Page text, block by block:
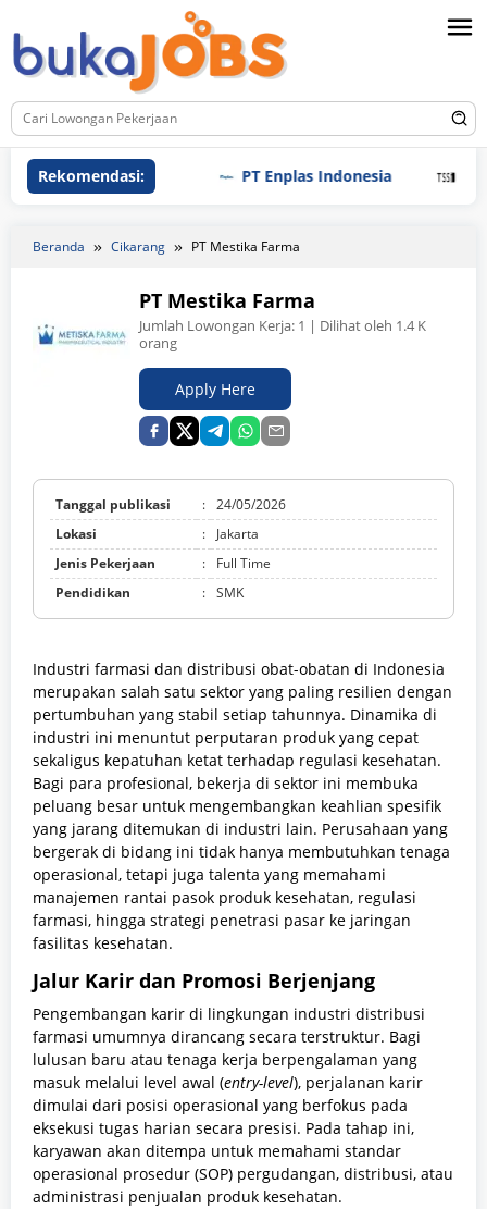
ke
konten
Rekomendasi: PT Enplas Indonesia PT Tri
Beranda Cikarang PT Mestika Farma
PT Mestika Farma
Jumlah Lowongan Kerja: 1 | Dilihat oleh 1.4 K
orang
Apply Here
Tanggal publikasi : 24/05/2026
Lokasi
:
Jakarta
Jenis Pekerjaan
:
Full Time
Pendidikan
: SMK
Industri farmasi dan distribusi obat-obatan di Indonesia
merupakan salah satu sektor yang paling resilien dengan
pertumbuhan yang stabil setiap tahunnya. Dinamika di
industri ini menuntut perputaran produk yang cepat
sekaligus kepatuhan ketat terhadap regulasi kesehatan.
Bagi para profesional, bekerja di sektor ini membuka
peluang besar untuk mengembangkan keahlian spesifik
yang jarang ditemukan di industri lain. Perusahaan yang
bergerak di bidang ini tidak hanya membutuhkan tenaga
operasional, tetapi juga talenta yang memahami
manajemen rantai pasok produk kesehatan, regulasi
farmasi, hingga strategi penetrasi pasar ke jaringan
fasilitas kesehatan.
Jalur Karir dan Promosi Berjenjang
Pengembangan karir di lingkungan industri distribusi
farmasi umumnya dirancang secara terstruktur. Bagi
lulusan baru atau tenaga kerja berpengalaman yang
masuk melalui level awal (entry-level), perjalanan karir
dimulai dari posisi operasional yang berfokus pada
eksekusi tugas harian secara presisi. Pada tahap ini,
karyawan akan ditempa untuk memahami standar
operasional prosedur (SOP) pergudangan, distribusi, atau
administrasi penjualan produk kesehatan.